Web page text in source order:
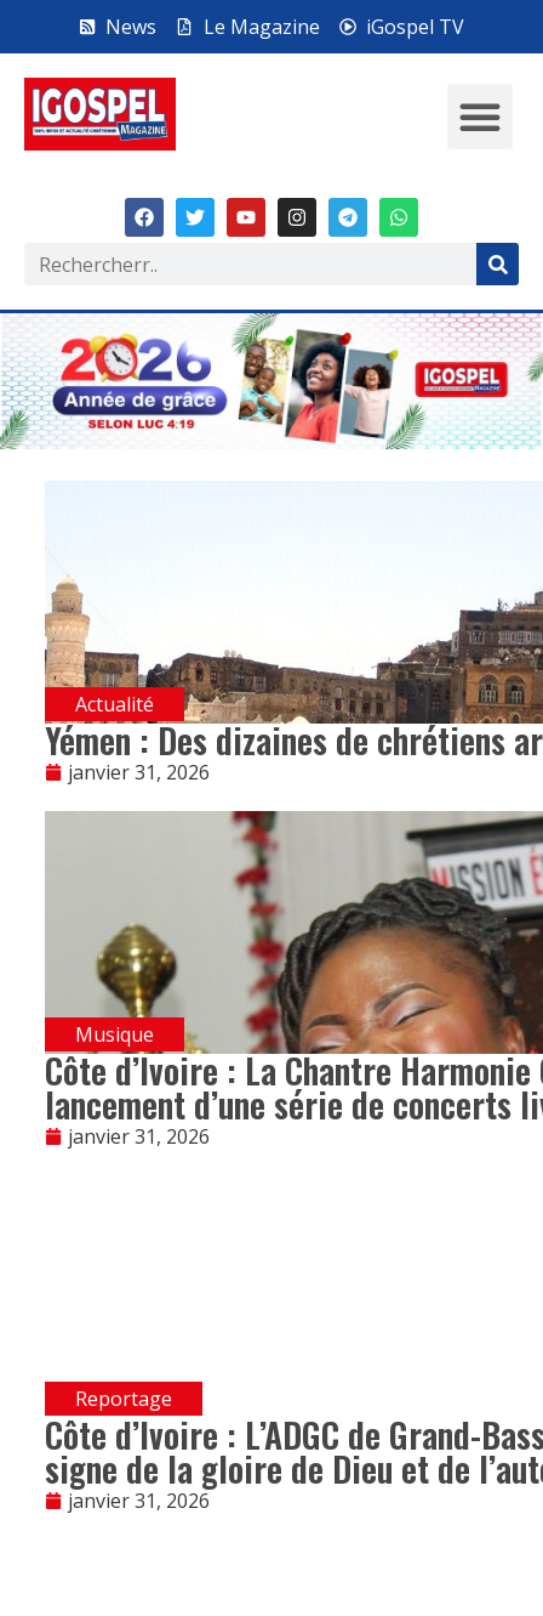
News Le Magazine iGospel TV
Actualité
Yémen : Des dizaines de chrétiens
janvier 31, 2026
Musique
Côte d’Ivoire : La Chantre
lancement d’une série de concerts
janvier 31, 2026
Reportage
Côte d’Ivoire : L’ADGC de Grand-
signe de la gloire de Dieu et de
janvier 31, 2026